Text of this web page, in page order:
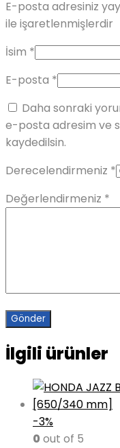
E-posta adresiniz
ile işaretlenmişlerdir
İsim *
E-posta *
Daha sonraki
e-posta adresim ve
kaydedilsin.
Derecelendirmeniz *
Değerlendirmeniz *
İlgili ürünler
-3%
0 out of 5